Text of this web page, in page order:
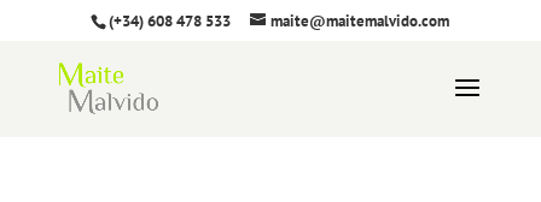
(+34) 608 478 533 maite@maitemalvido.com